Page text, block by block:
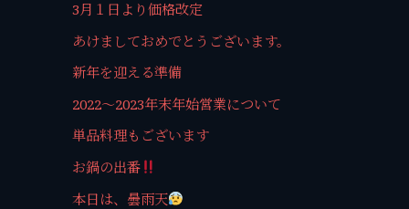
3月１日より価格改定
あけましておめでとうございます。
新年を迎える準備
2022〜2023年末年始営業について
単品料理もございます
お鍋の出番
本日は、曇雨天